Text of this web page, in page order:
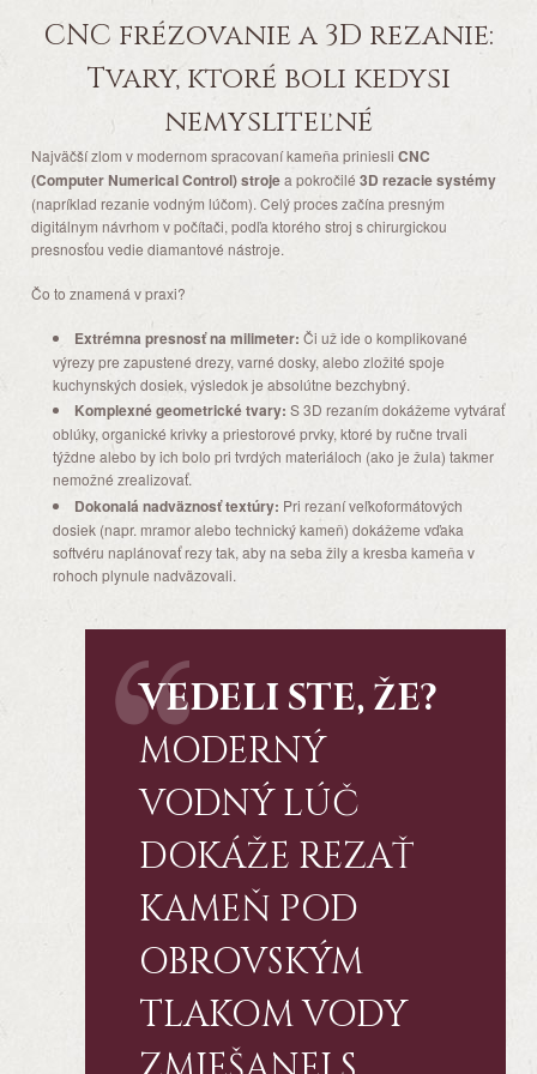
CNC frézovanie a 3D rezanie:
Tvary, ktoré boli kedysi
nemysliteľné
Najväčší zlom v modernom spracovaní kameňa priniesliCNC
(Computer Numerical Control) strojea pokročilé3D rezacie systémy
(napríklad rezanie vodným lúčom). Celý proces začína presným
digitálnym návrhom v počítači, podľa ktorého stroj s chirurgickou
presnosťou vedie diamantové nástroje.
Čo to znamená v praxi?
Extrémna presnosť na milimeter: Či už ide o komplikované
výrezy pre zapustené drezy, varné dosky, alebo zložité spoje
kuchynských dosiek, výsledok je absolútne bezchybný.
Komplexné geometrické tvary: S 3D rezaním dokážeme vytvárať
oblúky, organické krivky a priestorové prvky, ktoré by ručne trvali
týždne alebo by ich bolo pri tvrdých materiáloch (ako je žula) takmer
nemožné zrealizovať.
Dokonalá nadväznosť textúry: Pri rezaní veľkoformátových
dosiek (napr. mramor alebo technický kameň) dokážeme vďaka
softvéru naplánovať rezy tak, aby na seba žily a kresba kameňa v
rohoch plynule nadväzovali.
VEDELI STE, ŽE?
MODERNÝ
VODNÝ LÚČ
DOKÁŽE REZAŤ
KAMEŇ POD
OBROVSKÝM
TLAKOM VODY